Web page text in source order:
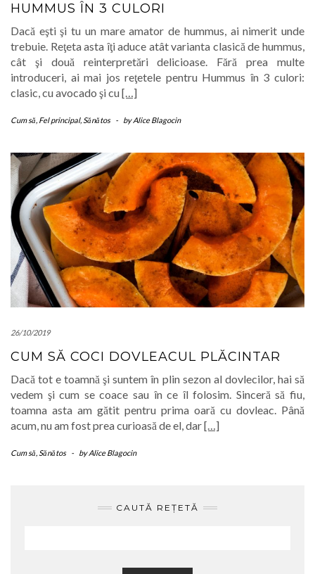
HUMMUS ÎN 3 CULORI
Dacă eşti şi tu un mare amator de hummus, ai nimerit unde
trebuie. Reţeta asta îţi aduce atât varianta clasică de hummus,
cât şi două reinterpretări delicioase. Fără prea multe
introduceri, ai mai jos reţetele pentru Hummus în 3 culori:
clasic, cu avocado şi cu[…]
Cum să, Fel principal,Sănătos - byAlice Blagocin
26/10/2019
CUM SĂ COCI DOVLEACUL PLĂCINTAR
Dacă tot e toamnă şi suntem în plin sezon al dovlecilor, hai să
vedem şi cum se coace sau în ce îl folosim. Sinceră să fiu,
toamna asta am gătit pentru prima oară cu dovleac. Până
acum, nu am fost prea curioasă de el, dar[…]
Cum să,Sănătos - byAlice Blagocin
CAUTĂ REȚETĂ